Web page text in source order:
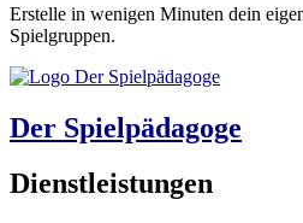
Erstelle in wenigen Minuten dein
Spielgruppen.
Der Spielpädagoge
Dienstleistungen